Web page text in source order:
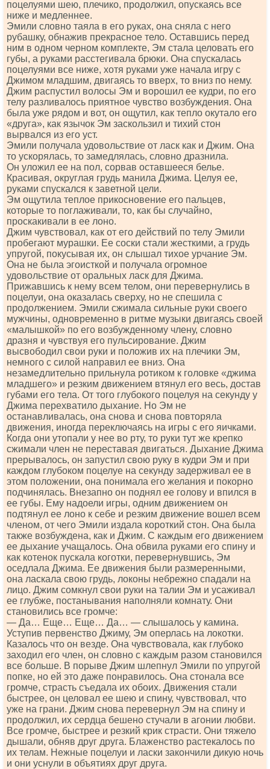
поцелуями шею, плечико, продолжил, опускаясь все
ниже и медленнее.
Эмили словно таяла в его руках, она сняла с него
рубашку, обнажив прекрасное тело. Оставшись перед
ним в одном черном комплекте, Эм стала целовать его
губы, а руками расстегивала брюки. Она спускалась
поцелуями все ниже, хотя руками уже начала игру с
Джимом младшим, двигаясь то вверх, то вниз по нему.
Джим распустил волосы Эм и ворошил ее кудри, по его
телу разливалось приятное чувство возбуждения. Она
была уже рядом и вот, он ощутил, как тепло окутало его
«друга», как язычок Эм заскользил и тихий стон
вырвался из его уст.
Эмили получала удовольствие от ласк как и Джим. Она
то ускорялась, то замедлялась, словно дразнила.
Он уложил ее на пол, сорвав оставшееся белье.
Красивая, округлая грудь манила Джима. Целуя ее,
руками спускался к заветной цели.
Эм ощутила теплое прикосновение его пальцев,
которые то поглаживали, то, как бы случайно,
проскакивали в ее лоно.
Джим чувствовал, как от его действий по телу Эмили
пробегают мурашки. Ее соски стали жесткими, а грудь
упругой, покусывая их, он слышал тихое урчание Эм.
Она не была эгоисткой и получала огромное
удовольствие от оральных ласк для Джима.
Прижавшись к нему всем телом, они перевернулись в
поцелуи, она оказалась сверху, но не спешила с
продолжением. Эмили сжимала сильные руки своего
мужчины, одновременно в ритме музыки двигаясь своей
«малышкой» по его возбужденному члену, словно
дразня и чувствуя его пульсирование. Джим
высвободил свои руки и положив их на плечики Эм,
немного с силой направил ее вниз. Она
незамедлительно прильнула ротиком к головке «джима
младшего» и резким движением втянул его весь, достав
губами его тела. От того глубокого поцелуя на секунду у
Джима перехватило дыхание. Но Эм не
останавливалась, она снова и снова повторяла
движения, иногда переключаясь на игры с его яичками.
Когда они утопали у нее во рту, то руки тут же крепко
сжимали член не переставая двигаться. Дыхание Джима
прерывалось, он запустил свою руку в кудри Эм и при
каждом глубоком поцелуе на секунду задерживал ее в
этом положении, она понимала его желания и покорно
подчинялась. Внезапно он поднял ее голову и впился в
ее губы. Ему надоели игры, одним движением он
подтянул ее лоно к себе и резким движение вошел всем
членом, от чего Эмили издала короткий стон. Она была
также возбуждена, как и Джим. С каждым его движением
ее дыхание учащалось. Она обвила руками его спину и
как котенок пускала коготки, перевернувшись, Эм
оседлала Джима. Ее движения были размеренными,
она ласкала свою грудь, локоны небрежно спадали на
лицо. Джим сомкнул свои руки на талии Эм и усаживал
ее глубже, постанывания наполняли комнату. Они
становились все громче:
— Да… Еще… Еще… Да… — слышалось у камина.
Уступив первенство Джиму, Эм оперлась на локотки.
Казалось что он везде. Она чувствовала, как глубоко
заходил его член, он словно с каждым разом становился
все больше. В порыве Джим шлепнул Эмили по упругой
попке, но ей это даже понравилось. Она стонала все
громче, страсть съедала их обоих. Движения стали
быстрее, он целовал ее шею и спину, чувствовал, что
уже на грани. Джим снова перевернул Эм на спину и
продолжил, их сердца бешено стучали в агонии любви.
Все громче, быстрее и резкий крик страсти. Они тяжело
дышали, обняв друг друга. Блаженство растекалось по
их телам. Нежные поцелуи и ласки закончили дикую ночь
и они уснули в объятиях друг друга.